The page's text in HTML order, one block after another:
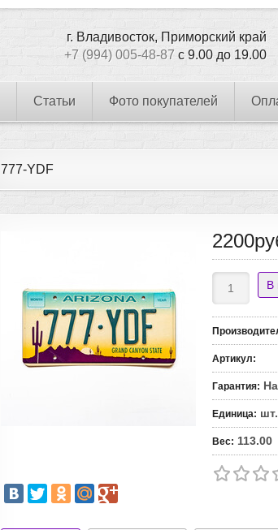
г. Владивосток, Приморский край
+7 (994) 005-48-87 с 9.00 до 19.00
Статьи Фото покупателей
777-YDF
Артикул:
Гарантия:
Единица: шт.
Вес: 113.00